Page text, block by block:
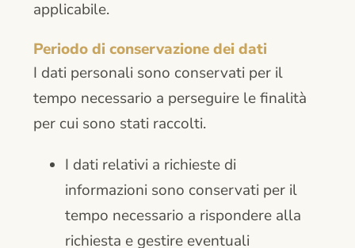
applicabile.
Periodo di conservazione dei dati
I dati personali sono conservati per il
tempo necessario a perseguire le finalità
per cui sono stati raccolti.
I dati relativi a richieste di
informazioni sono conservati per il
tempo necessario a rispondere alla
richiesta e gestire eventuali